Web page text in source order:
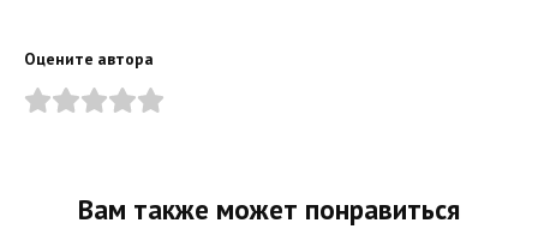
Оцените автора
Вам также может понравиться